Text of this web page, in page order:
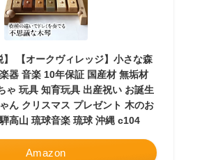
】 【オークヴィレッジ】小さな森
器 音楽 10年保証 国産材 無垢材
ゃ 玩具 知育玩具 出産祝い お誕生
ん クリスマス プレゼント 木のお
高山 琉球音楽 琉球 沖縄 c104
Amazon